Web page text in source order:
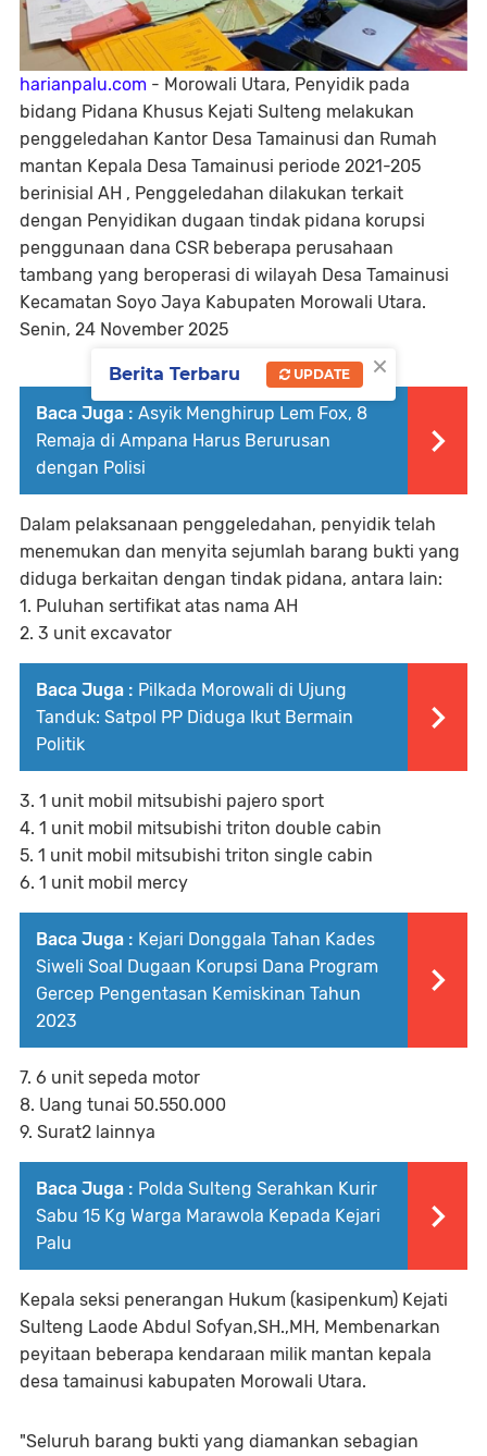
harianpalu.com - Morowali Utara, Penyidik pada
bidang Pidana Khusus Kejati Sulteng melakukan
penggeledahan Kantor Desa Tamainusi dan Rumah
mantan Kepala Desa Tamainusi periode 2021-205
berinisial AH , Penggeledahan dilakukan terkait
dengan Penyidikan dugaan tindak pidana korupsi
penggunaan dana CSR beberapa perusahaan
tambang yang beroperasi di wilayah Desa Tamainusi
Kecamatan Soyo Jaya Kabupaten Morowali Utara.
Senin, 24 November 2025
Baca Juga : Asyik Menghirup Lem Fox, 8
Remaja di Ampana Harus Berurusan
dengan Polisi
Dalam pelaksanaan penggeledahan, penyidik telah
menemukan dan menyita sejumlah barang bukti yang
diduga berkaitan dengan tindak pidana, antara lain:
1. Puluhan sertifikat atas nama AH
2. 3 unit excavator
Baca Juga : Pilkada Morowali di Ujung
Tanduk: Satpol PP Diduga Ikut Bermain
Politik
3. 1 unit mobil mitsubishi pajero sport
4. 1 unit mobil mitsubishi triton double cabin
5. 1 unit mobil mitsubishi triton single cabin
6. 1 unit mobil mercy
Baca Juga : Kejari Donggala Tahan Kades
Siweli Soal Dugaan Korupsi Dana Program
Gercep Pengentasan Kemiskinan Tahun
2023
7. 6 unit sepeda motor
8. Uang tunai 50.550.000
9. Surat2 lainnya
Baca Juga : Polda Sulteng Serahkan Kurir
Sabu 15 Kg Warga Marawola Kepada Kejari
Palu
Kepala seksi penerangan Hukum (kasipenkum) Kejati
Sulteng Laode Abdul Sofyan,SH.,MH, Membenarkan
peyitaan beberapa kendaraan milik mantan kepala
desa tamainusi kabupaten Morowali Utara.
"Seluruh barang bukti yang diamankan sebagian
×
Berita Terbaru UPDATE